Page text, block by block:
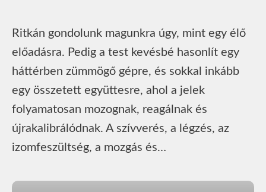
Ritkán gondolunk magunkra úgy, mint egy élő
előadásra. Pedig a test kevésbé hasonlít egy
háttérben zümmögő gépre, és sokkal inkább
egy összetett együttesre, ahol a jelek
folyamatosan mozognak, reagálnak és
újrakalibrálódnak. A szívverés, a légzés, az
izomfeszültség, a mozgás és…